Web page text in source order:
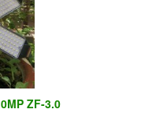
ZF-3.0